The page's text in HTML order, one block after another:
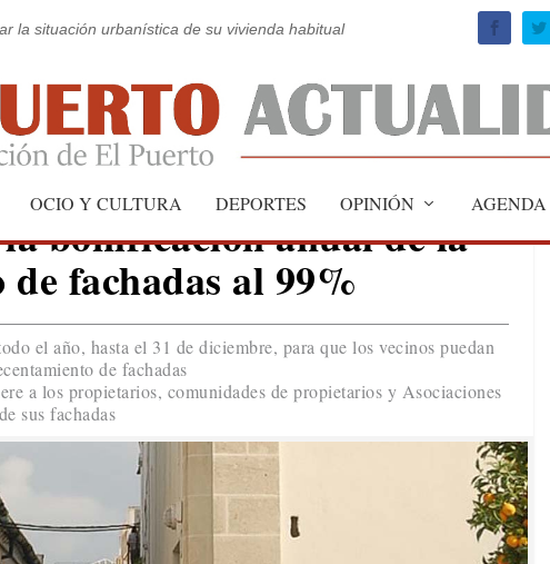
la situación urbanística de su vivienda habitual
OCIO Y CULTURA DEPORTES OPINIÓN AGENDA
bonificación anual de la
fachadas al 99%
el año, hasta el 31 de diciembre, para que los vecinos puedan
de fachadas
a los propietarios, comunidades de propietarios y Asociaciones
sus fachadas